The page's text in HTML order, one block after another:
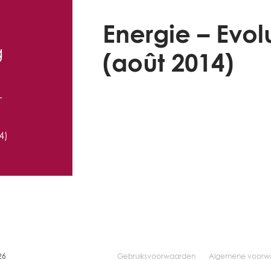
Energie –
(août 2014)
Gebruiksvoorwaarden Algemene